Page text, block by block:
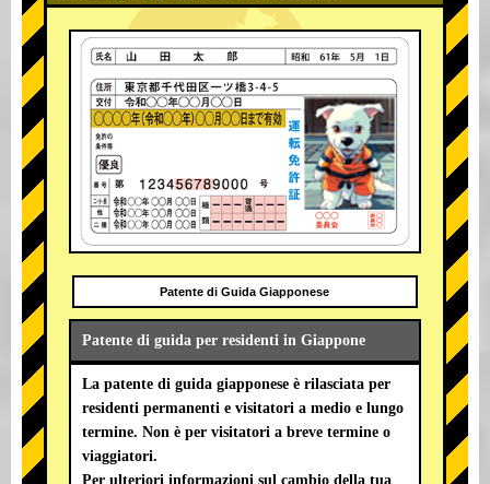
Patente di Guida Giapponese
Patente di guida per residenti in Giappone
La patente di guida giapponese è rilasciata per
residenti permanenti e visitatori a medio e lungo
termine. Non è per visitatori a breve termine o
viaggiatori.
Per ulteriori informazioni sul cambio della tua